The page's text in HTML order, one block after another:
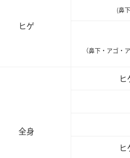
ヒゲ
(鼻
（鼻下・アゴ・
全身
ヒ